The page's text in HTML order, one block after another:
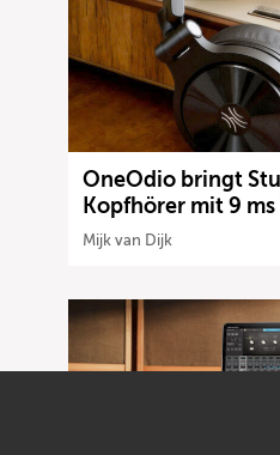
OneOdio bringt
Kopfhörer mit 9
Mijk van Dijk